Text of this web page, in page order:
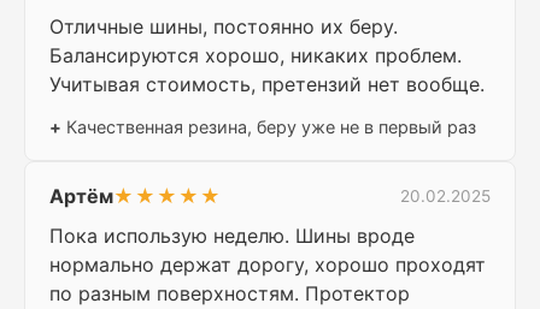
Отличные шины, постоянно их беру.
Балансируются хорошо, никаких проблем.
Учитывая стоимость, претензий нет вообще.
+ Качественная резина, беру уже не в первый раз
Артём★★★★★ 20.02.2025
Пока использую неделю. Шины вроде
нормально держат дорогу, хорошо проходят
по разным поверхностям. Протектор